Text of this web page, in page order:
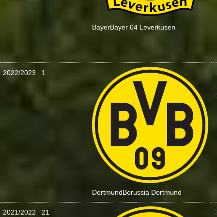
BayerBayer 04 Leverkusen
2022/2023 1
DortmundBorussia Dortmund
:
2021/2022 21